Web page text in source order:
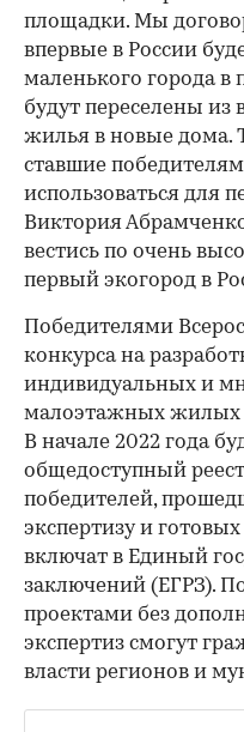
площадки. Мы
впервые в России
маленького города
будут переселены из
жилья в новые дома.
ставшие
использоваться для
Виктория
вестись по очень
первый экогород в
Победителями
конкурса на
индивидуальных и
малоэтажных жилых
В начале 2022 года
общедоступный
победителей,
экспертизу и
включат в Единый
заключений (ЕГРЗ).
проектами без
экспертиз смогут
власти регионов и